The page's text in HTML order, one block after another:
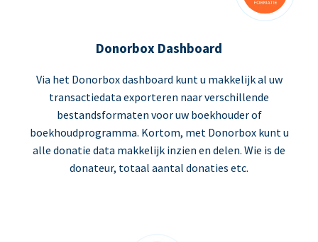
Donorbox Dashboard
Via het Donorbox dashboard kunt u makkelijk al uw
transactiedata exporteren naar verschillende
bestandsformaten voor uw boekhouder of
boekhoudprogramma. Kortom, met Donorbox kunt u
alle donatie data makkelijk inzien en delen. Wie is de
donateur, totaal aantal donaties etc.